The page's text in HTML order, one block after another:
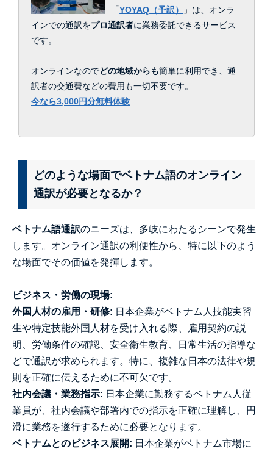
「YOYAQ（予訳） 」は、 オンラ
インでの通訳をプロ通訳者に業務委託できるサービス
です。
オンラインなのでどの地域からも簡単に利用でき、通
訳者の交通費などの費用も一切不要です。
今なら3,000円分無料体験
どのような場面でベトナム語のオンライン
通訳が必要となるか？
ベトナム語通訳のニーズは、多岐にわたるシーンで発生
します。オンライン通訳の利便性から、特に以下のよう
な場面でその価値を発揮します。
ビジネス・労働の現場:
外国人材の雇用・研修: 日本企業がベトナム人技能実習
生や特定技能外国人材を受け入れる際、雇用契約の説
明、労働条件の確認、安全衛生教育、日常生活の指導な
どで通訳が求められます。特に、複雑な日本の法律や規
則を正確に伝えるために不可欠です。
社内会議・業務指示: 日本企業に勤務するベトナム人従
業員が、社内会議や部署内での指示を正確に理解し、円
滑に業務を遂行するために必要となります。
ベトナムとのビジネス展開: 日本企業がベトナム市場に